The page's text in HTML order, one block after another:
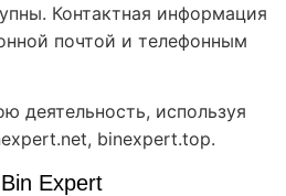
Контактная информация
почтой и телефонным
деятельность, используя
binexpert.top.
Expert